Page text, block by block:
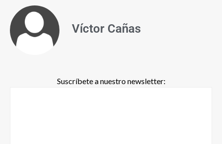
Víctor Cañas
Suscríbete a nuestro newsletter: